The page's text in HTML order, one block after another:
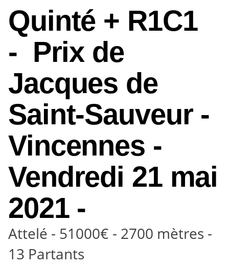
Quinté + R1C1
- Prix de
Jacques de
Saint-Sauveur -
Vincennes -
Vendredi 21 mai
2021 -
Attelé - 51000€ - 2700 mètres -
13 Partants